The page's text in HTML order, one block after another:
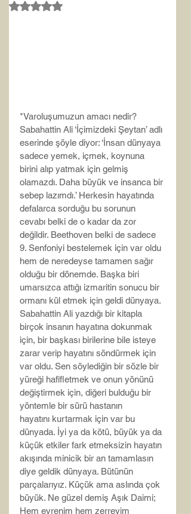
5 üzerinden NaN yıldız
*Varoluşumuzun amacı nedir?
Sabahattin Ali ‘İçimizdeki Şeytan’ adlı
eserinde şöyle diyor: ‘İnsan dünyaya
sadece yemek, içmek, koynuna
birini alıp yatmak için gelmiş
olamazdı. Daha büyük ve insanca bir
sebep lazımdı.’ Herkesin hayatında
defalarca sorduğu bu sorunun
cevabı belki de o kadar da zor
değildir. Beethoven belki de sadece
9. Senfoniyi bestelemek için var oldu
hem de neredeyse tamamen sağır
olduğu bir dönemde. Başka biri
umarsızca attığı izmaritin sonucu bir
ormanı kül etmek için geldi dünyaya.
Sabahattin Ali yazdığı bir kitapla
birçok insanın hayatına dokunmak
için, bir başkası birilerine bile isteye
zarar verip hayatını söndürmek için
var oldu. Sen söylediğin bir sözle bir
yüreği hafifletmek ve onun yönünü
değiştirmek için, diğeri bulduğu bir
yöntemle bir sürü hastanın
hayatını kurtarmak için var bu
dünyada. İyi ya da kötü, büyük ya da
küçük etkiler fark etmeksizin hayatın
akışında minicik bir an tamamlasın
diye geldik dünyaya. Bütünün
parçalarıyız. Küçük ama aslında çok
büyük. Ne güzel demiş Aşık Daimi;
Hem evrenim hem zerreyim